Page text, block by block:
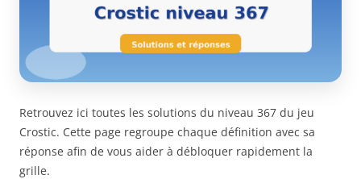
Retrouvez ici toutes les solutions du niveau 367 du jeu
Crostic. Cette page regroupe chaque définition avec sa
réponse afin de vous aider à débloquer rapidement la
grille.